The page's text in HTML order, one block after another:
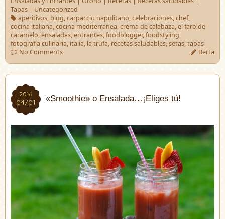
Tapas | Uncategorized
aperitivos, blog,carpaccio napolitano,celebraciones,chef,
cocina italiana,cocina mediterránea,crema de calabaza,el faro de
caramelo,ensaladas,entrantes,foodblogger,foodstyling,
fotografía culinaria, italia, la trufa, recetas saludables,setas,tapas
No Comments
Berta
2016
04/01
2016
04/01 «Smoothie» o Ensalada…¡Eliges tú!